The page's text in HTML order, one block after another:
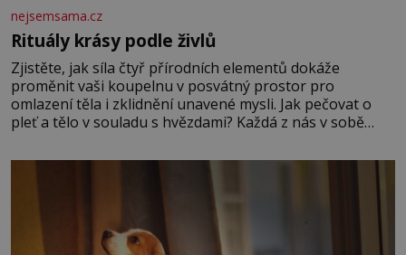
nejsemsama.cz
Rituály krásy podle živlů
Zjistěte, jak síla čtyř přírodních elementů dokáže
proměnit vaši koupelnu v posvátný prostor pro
omlazení těla i zklidnění unavené mysli. Jak pečovat o
pleť a tělo v souladu s hvězdami? Každá z nás v sobě
povaze, ale i v potřebách naší pokožky. Ohnivá znamení
Ženy narozené ve znamení Berana, Lva a Střelce v sobě
nesou žár, odvahu a neutuchající elán. Vaše